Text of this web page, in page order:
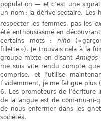
population — et c’est une
un nom : la dérive sectaire. Les
respecter les femmes, pas les
été enthousiasmé en
certains mots : niño(«
fillette »). Je trouvais cela à la
groupe mixte en disant Amigos
me suis vite rendu compte
comprise, et j’utilise
Évidemment, je me fatigue plus
6. Les promoteurs de l’écriture
de la langue est de com-mu-ni-
de nous enfermer dans les
sociétés.